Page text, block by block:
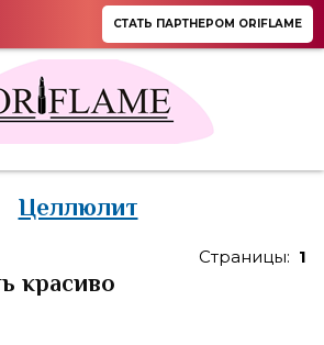
СТАТЬ ПАРТНЕРОМ ORIFLAME
Целлюлит
Страницы: 1
красиво